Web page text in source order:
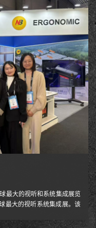
the 2025 newMotorizedcart
最大的视听和系统集成展览
最大的视听系统集成展。该
Events 是 AVIXA 和 CEDIA